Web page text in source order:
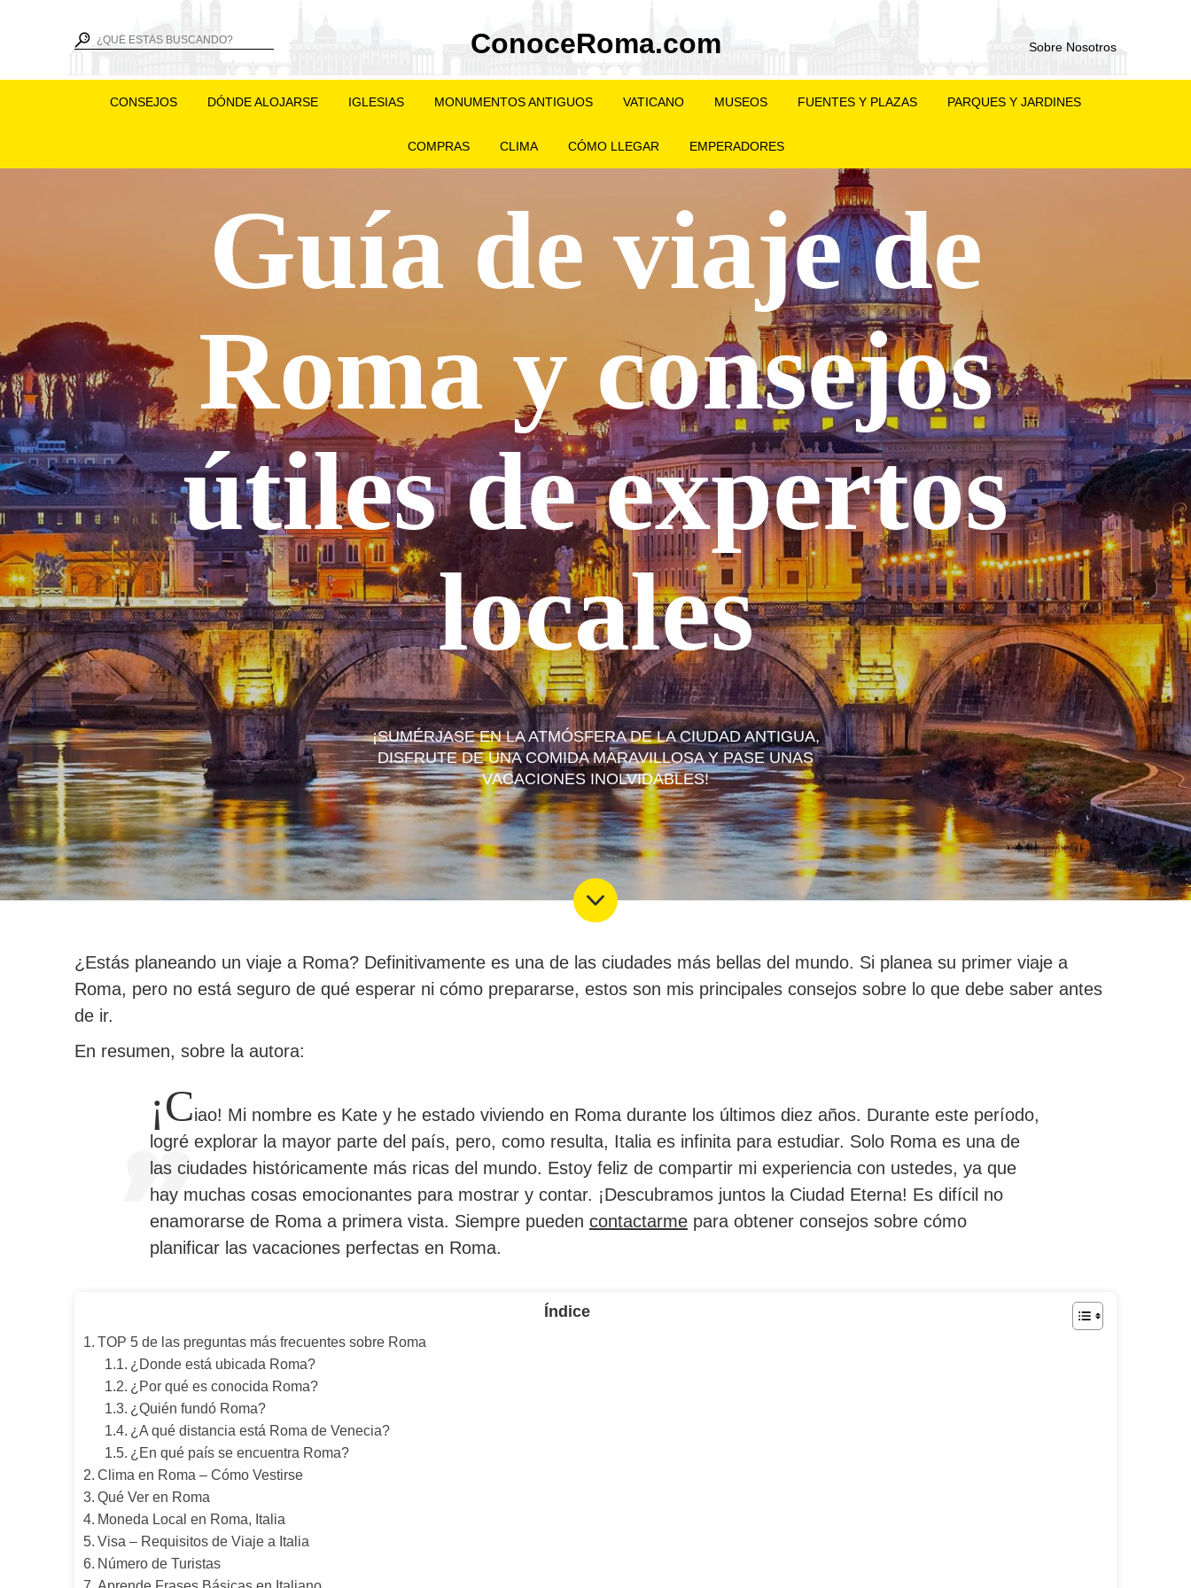
СonoceRoma.com Sobre Nosotros
CONSEJOS DÓNDE ALOJARSE IGLESIAS MONUMENTOS ANTIGUOS VATICANO MUSEOS FUENTES Y PLAZAS PARQUES Y JARDINES
COMPRAS CLIMA CÓMO LLEGAR EMPERADORES
Guía de viaje de
Roma y consejos
útiles de expertos
locales
¡SUMÉRJASE EN LA ATMÓSFERA DE LA CIUDAD ANTIGUA,
DISFRUTE DE UNA COMIDA MARAVILLOSA Y PASE UNAS
VACACIONES INOLVIDABLES!
¿Estás planeando un viaje a Roma? Definitivamente es una de las ciudades más bellas del mundo. Si planea su primer viaje a
Roma, pero no está seguro de qué esperar ni cómo prepararse, estos son mis principales consejos sobre lo que debe saber antes
de ir.
En resumen, sobre la autora:
¡Ciao! Mi nombre es Kate y he estado viviendo en Roma durante los últimos diez años. Durante este período,
logré explorar la mayor parte del país, pero, como resulta, Italia es infinita para estudiar. Solo Roma es una de
las ciudades históricamente más ricas del mundo. Estoy feliz de compartir mi experiencia con ustedes, ya que
hay muchas cosas emocionantes para mostrar y contar. ¡Descubramos juntos la Ciudad Eterna! Es difícil no
enamorarse de Roma a primera vista. Siempre pueden contactarme para obtener consejos sobre cómo
planificar las vacaciones perfectas en Roma.
Índice
TOP 5 de las preguntas más frecuentes sobre Roma
¿Donde está ubicada Roma?
¿Por qué es conocida Roma?
¿Quién fundó Roma?
¿A qué distancia está Roma de Venecia?
¿En qué país se encuentra Roma?
Clima en Roma – Cómo Vestirse
Qué Ver en Roma
Moneda Local en Roma, Italia
Visa – Requisitos de Viaje a Italia
Número de Turistas